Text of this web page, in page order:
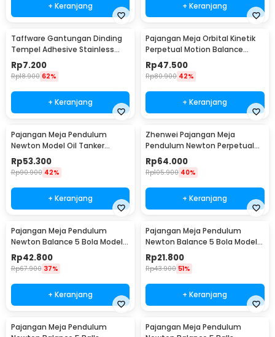
+ Keranjang + Keranjang
Taffware Gantungan Dinding
Tempel Adhesive Stainless
Steel 6 PCS - ST40
Rp7.200
Rp18.900 62%
+ Keranjang
Pajangan Meja Orbital Kinetik
Perpetual Motion Balance
Physics - NR31TX
Rp47.500
Rp80.900 42%
+ Keranjang
Pajangan Meja Pendulum
Newton Model Oil Tanker
Perpetual Debate - B101
Rp53.300
Rp90.900 42%
+ Keranjang
Zhenwei Pajangan Meja
Pendulum Newton Perpetual
Model Ferris Wheel - ZPW
Rp64.000
Rp105.900 40%
+ Keranjang
Pajangan Meja Pendulum
Newton Balance 5 Bola Model
Arched M - ZY02
Rp42.800
Rp67.900 37%
+ Keranjang
Pajangan Meja Pendulum
Newton Balance 5 Bola Model
Arched S - ZY02
Rp21.800
Rp43.900 51%
+ Keranjang
Pajangan Meja Pendulum
Pajangan Meja Pendulum